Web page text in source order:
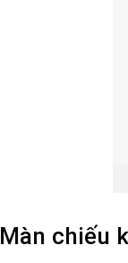
Màn chiếu